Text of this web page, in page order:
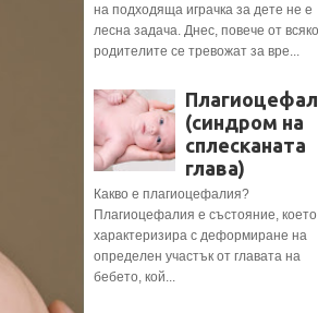
на подходяща играчка за дете не е
лесна задача. Днес, повече от
родителите се тревожат за вре...
(синдром на
сплесканата
глава)
Какво е плагиоцефалия?
Плагиоцефалия е състояние, което
характеризира с деформиране на
определен участък от главата на
бебето, кой...